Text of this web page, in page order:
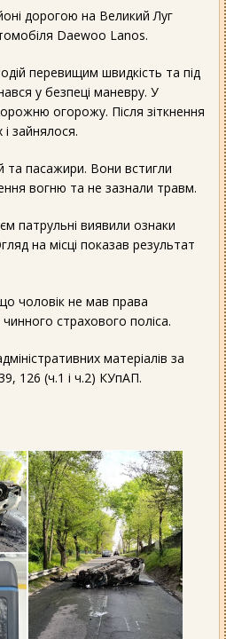
дорогою на Великий Луг
Daewoo Lanos.
перевищим швидкість та під
у безпеці маневру. У
огорожу. Після зіткнення
зайнялося.
та пасажири. Вони встигли
вогню та не зазнали травм.
патрульні виявили ознаки
на місці показав результат
чоловік не мав права
страхового поліса.
матеріалів за
126 (ч.1 і ч.2) КУпАП.